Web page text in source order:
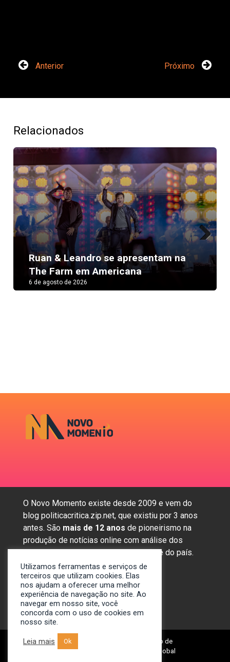
Anterior Próximo
Relacionados
Ruan & Leandro se apresentam na
The Farm em Americana
6 de agosto de 2026
Next
O Novo Momento existe desde 2009 e vem do
blog politicacritica.zip.net, que existiu por 3 anos
antes. São mais de 12 anos de pioneirismo na
produção de notícias online com análise dos
assuntos mais importantes da região e do país.
Sobre nós
Anunciar
Contato
© 2009-2024. Portal Novo Momento de
Notícias. Desenvolvido por: Spivit Global
Utilizamos ferramentas e serviços de
terceiros que utilizam cookies. Elas
nos ajudam a oferecer uma melhor
experiência de navegação no site. Ao
navegar em nosso site, você
concorda com o uso de cookies em
nosso site.
Leia mais Ok